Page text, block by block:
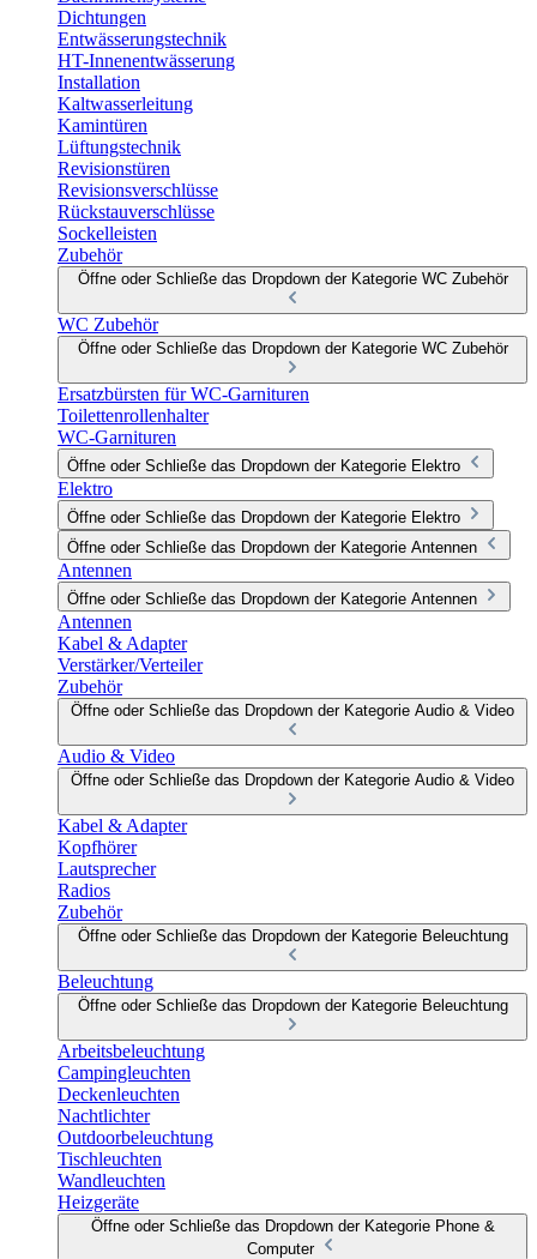
Dichtungen
Entwässerungstechnik
HT-Innenentwässerung
Installation
Kaltwasserleitung
Kamintüren
Lüftungstechnik
Revisionstüren
Revisionsverschlüsse
Rückstauverschlüsse
Sockelleisten
Zubehör
Öffne oder Schließe das Dropdown der Kategorie WC Zubehör
WC Zubehör
Öffne oder Schließe das Dropdown der Kategorie WC Zubehör
Ersatzbürsten für WC-Garnituren
Toilettenrollenhalter
WC-Garnituren
Öffne oder Schließe das Dropdown der Kategorie Elektro
Elektro
Öffne oder Schließe das Dropdown der Kategorie Elektro
Öffne oder Schließe das Dropdown der Kategorie Antennen
Antennen
Öffne oder Schließe das Dropdown der Kategorie Antennen
Antennen
Kabel & Adapter
Verstärker/Verteiler
Zubehör
Öffne oder Schließe das Dropdown der Kategorie Audio & Video
Audio & Video
Öffne oder Schließe das Dropdown der Kategorie Audio & Video
Kabel & Adapter
Kopfhörer
Lautsprecher
Radios
Zubehör
Öffne oder Schließe das Dropdown der Kategorie Beleuchtung
Beleuchtung
Öffne oder Schließe das Dropdown der Kategorie Beleuchtung
Arbeitsbeleuchtung
Campingleuchten
Deckenleuchten
Nachtlichter
Outdoorbeleuchtung
Tischleuchten
Wandleuchten
Heizgeräte
Öffne oder Schließe das Dropdown der Kategorie Phone &
Computer